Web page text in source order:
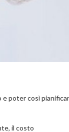
poter così
il costo